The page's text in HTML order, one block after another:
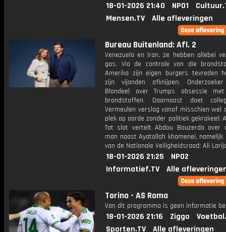
18-01-2026 21:40 NPO1
Mensen.TV
Alle afleveringen
Bureau Buitenland: Afl. 2
Venezuela en Iran, ze hebben allebei
gas. Via de controle van die
Amerika zijn eigen burgers tevreden
zijn vijanden afknijpen.
Blondeel over Trumps obsessie
brandstoffen. Daarnaast doet
Vermeulen verslag vanaf misschien wel
plek op aarde zonder politiek gekrakeel:
Tot slot vertelt Abdou Bouzerda over
man naast Ayatollah khamenei,
van de Nationale Veiligheidsraad: Ali
18-01-2026 21:25
NPO2
Informatief.TV
Alle
Torino - AS Roma
Van dit programma is geen informatie
18-01-2026 21:16 Ziggo
Sporten.TV
Alle afleveringen